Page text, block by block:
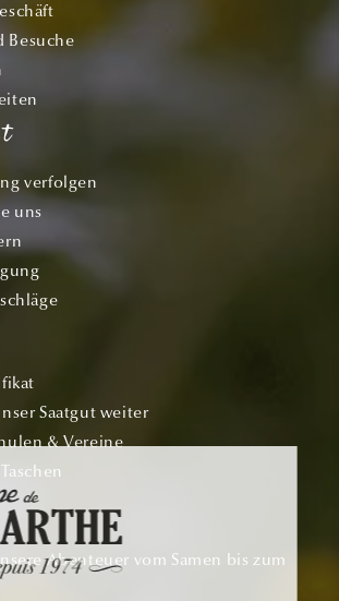
Besuche
verfolgen
uns
Saatgut weiter
& Vereine
Abenteuer vom Samen bis zum